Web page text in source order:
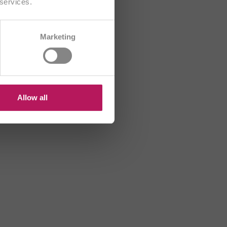
Marketing
Allow all
CH/FR
HU